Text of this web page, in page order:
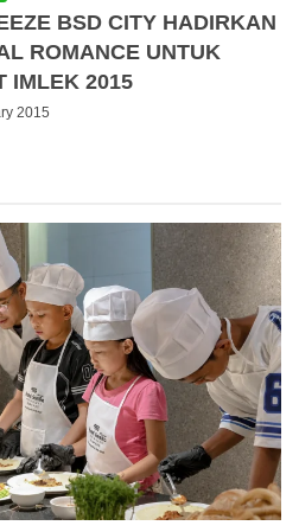
BSD CITY HADIRKAN
ROMANCE UNTUK
IMLEK 2015
2015